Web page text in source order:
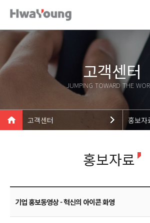
고객센터
JUMPING TOWARD THE
고객센터 홍보자
뉴스
고객지
홍보자료
기업 홍보동영상 - 혁신의 아이콘 화영